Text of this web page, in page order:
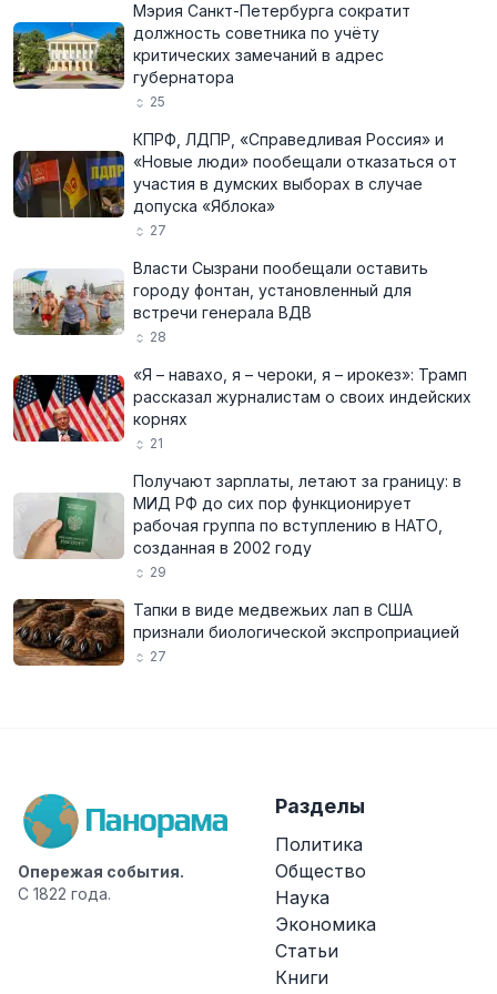
Мэрия Санкт-Петербурга сократит
должность советника по учёту
критических замечаний в адрес
губернатора
25
КПРФ, ЛДПР, «Справедливая Россия» и
«Новые люди» пообещали отказаться от
участия в думских выборах в случае
допуска «Яблока»
27
Власти Сызрани пообещали оставить
городу фонтан, установленный для
встречи генерала ВДВ
28
«Я – навахо, я – чероки, я – ирокез»: Трамп
рассказал журналистам о своих индейских
корнях
21
Получают зарплаты, летают за границу: в
МИД РФ до сих пор функционирует
рабочая группа по вступлению в НАТО,
созданная в 2002 году
29
Тапки в виде медвежьих лап в США
признали биологической экспроприацией
27
Опережая события.
С 1822 года.
Разделы
Политика
Общество
Наука
Экономика
Статьи
Книги